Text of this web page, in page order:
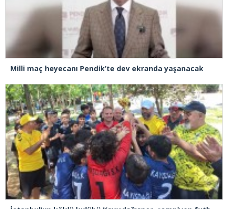
Milli maç heyecanı Pendik’te dev ekranda yaşanacak